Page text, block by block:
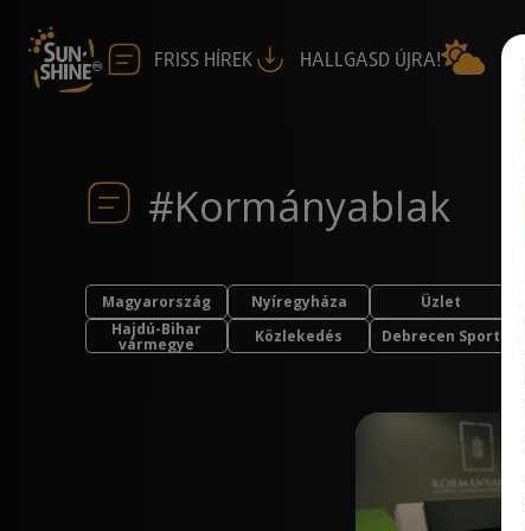
FRISS HÍREK HALLGASD ÚJRA!
#Kormányablak
Magyarország Nyíregyháza Üzlet
Hajdú-Bihar
vármegye Közlekedés Debrecen Sport